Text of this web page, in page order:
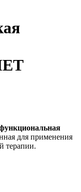
для применения
терапии.